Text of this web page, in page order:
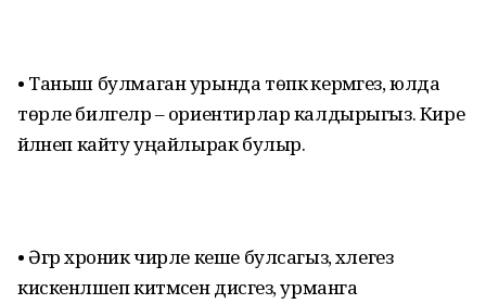
• Таныш булмаган урында төпкә кермәгез, юлда
төрле билгеләр – ориентирлар калдырыгыз. Кире
әйләнеп кайту уңайлырак булыр.
• Әгәр хроник чирле кеше булсагыз, хәлегез
кискенләшеп китмәсен дисәгез, урманга